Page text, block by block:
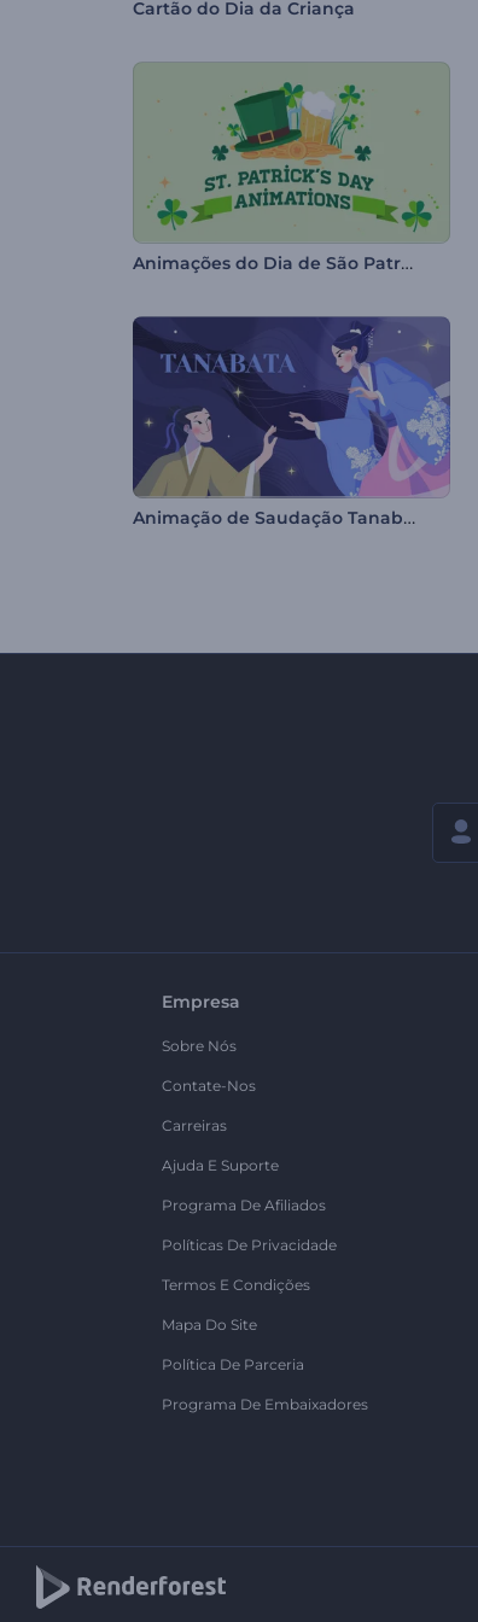
Cartão do Dia da Criança
Animações do Dia de São Patrício
Animação de Saudação Tanabata
Empresa
Sobre Nós
Contate-Nos
Carreiras
Ajuda E Suporte
Programa De Afiliados
Políticas De Privacidade
Termos E Condições
Mapa Do Site
Política De Parceria
Programa De Embaixadores